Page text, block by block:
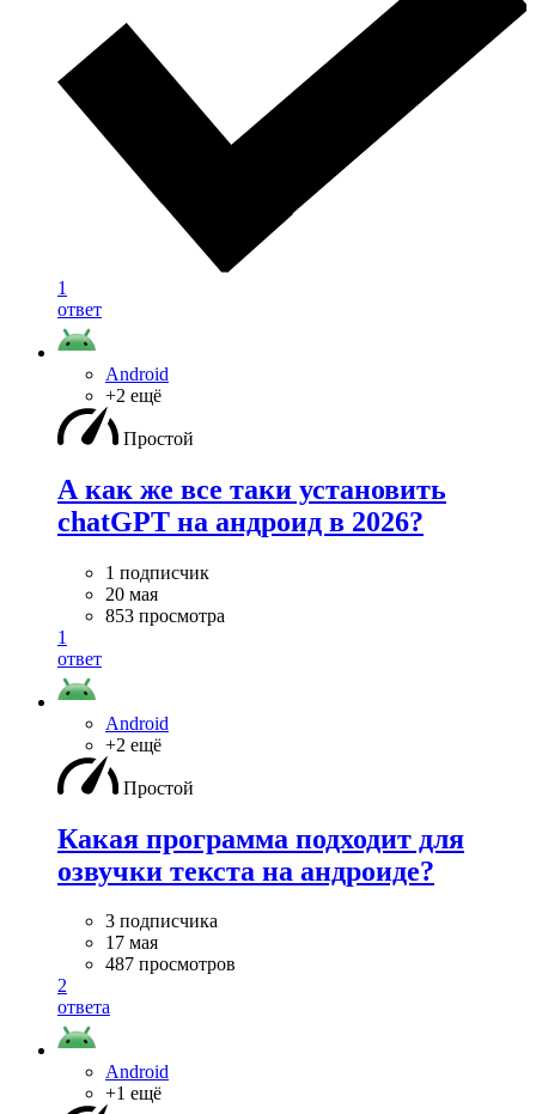
1
ответ
Android
+2 ещё
Простой
А как же все таки установить
chatGPT на андроид в 2026?
1 подписчик
20 мая
853 просмотра
1
ответ
Android
+2 ещё
Простой
Какая программа подходит для
озвучки текста на андроиде?
3 подписчика
17 мая
487 просмотров
2
ответа
Android
+1 ещё